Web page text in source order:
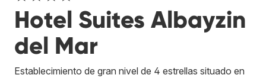
Hotel Suites Albayzin
del Mar
Establecimiento de gran nivel de 4 estrellas situado en